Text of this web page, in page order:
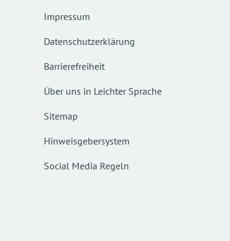
Impressum
Datenschutzerklärung
Barrierefreiheit
Über uns in Leichter Sprache
Sitemap
Hinweisgebersystem
Social Media Regeln